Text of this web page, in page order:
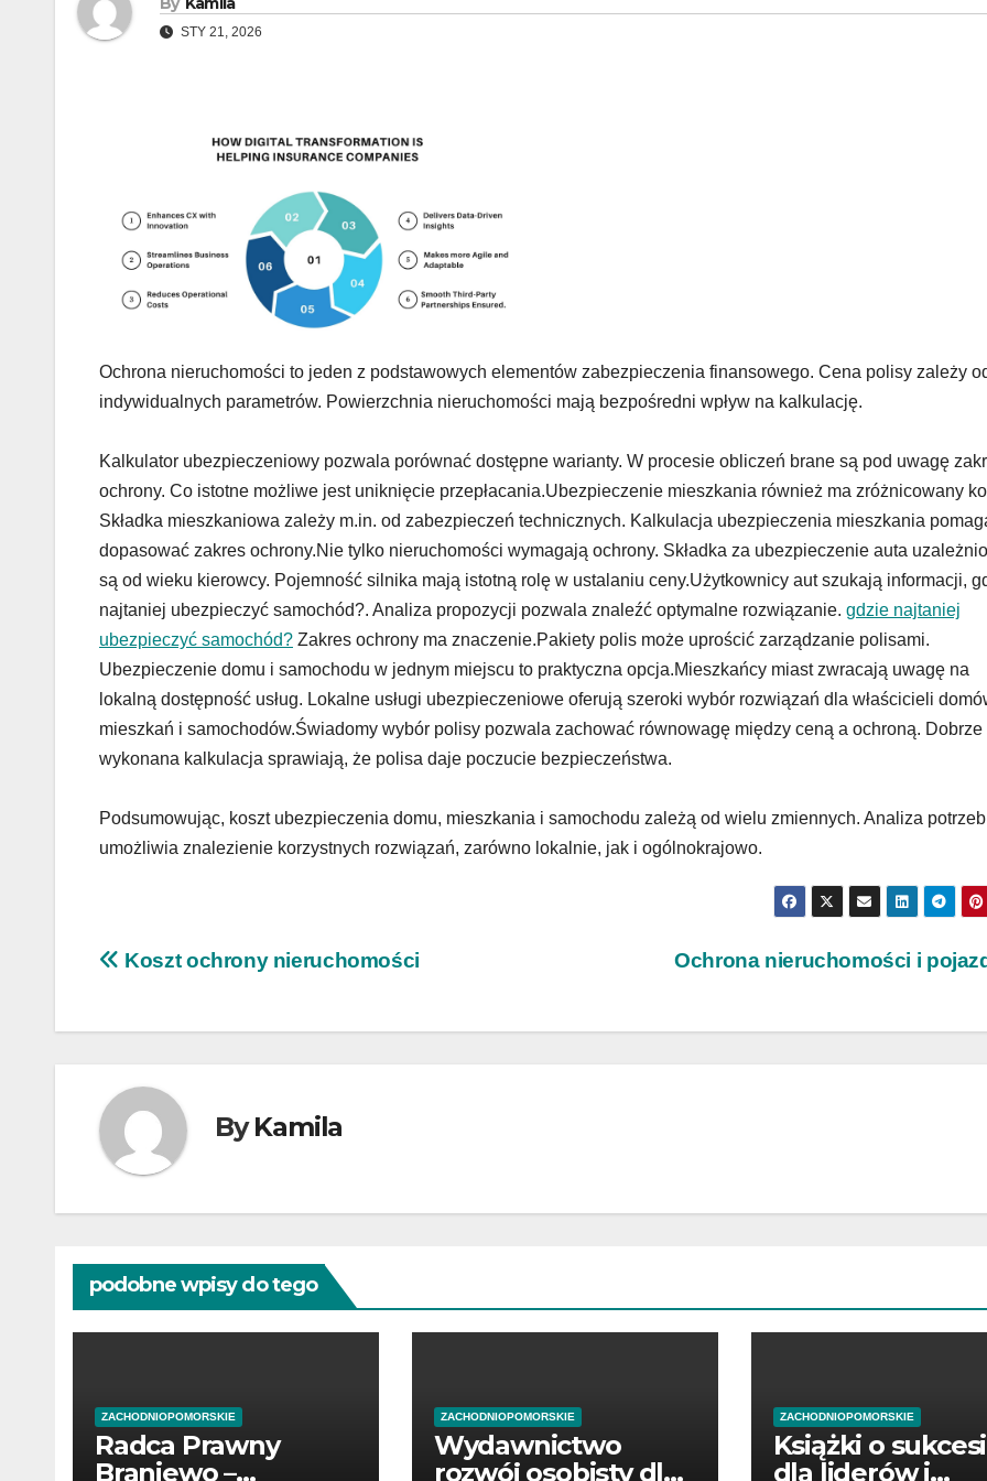
STY 21, 2026
Ochrona nieruchomości to jeden z podstawowych elementów zabezpieczenia finansowego. Cena polisy zależy
indywidualnych parametrów. Powierzchnia nieruchomości mają bezpośredni wpływ na kalkulację.
Kalkulator ubezpieczeniowy pozwala porównać dostępne warianty. W procesie obliczeń brane są pod uwagę
ochrony. Co istotne możliwe jest uniknięcie przepłacania.Ubezpieczenie mieszkania również ma zróżnicowany
Składka mieszkaniowa zależy m.in. od zabezpieczeń technicznych. Kalkulacja ubezpieczenia mieszkania
dopasować zakres ochrony.Nie tylko nieruchomości wymagają ochrony. Składka za ubezpieczenie auta
są od wieku kierowcy. Pojemność silnika mają istotną rolę w ustalaniu ceny.Użytkownicy aut szukają informacji,
najtaniej ubezpieczyć samochód?. Analiza propozycji pozwala znaleźć optymalne rozwiązanie. gdzie najtaniej
ubezpieczyć samochód? Zakres ochrony ma znaczenie.Pakiety polis może uprościć zarządzanie polisami.
Ubezpieczenie domu i samochodu w jednym miejscu to praktyczna opcja.Mieszkańcy miast zwracają uwagę na
lokalną dostępność usług. Lokalne usługi ubezpieczeniowe oferują szeroki wybór rozwiązań dla właścicieli
mieszkań i samochodów.Świadomy wybór polisy pozwala zachować równowagę między ceną a ochroną. Dobrze
wykonana kalkulacja sprawiają, że polisa daje poczucie bezpieczeństwa.
Podsumowując, koszt ubezpieczenia domu, mieszkania i samochodu zależą od wielu zmiennych. Analiza potrzeb
umożliwia znalezienie korzystnych rozwiązań, zarówno lokalnie, jak i ogólnokrajowo.
Nawigacja
Ochrona nieruchomości i
Koszt ochrony nieruchomości
ByKamila
podobne wpisy do tego
ZACHODNIOPOMORSKIE
Radca Prawny
Braniewo –
ZACHODNIOPOMORSKIE
Wydawnictwo
rozwój osobisty dla
ZACHODNIOPOMORSKIE
Książki o
dla liderów i